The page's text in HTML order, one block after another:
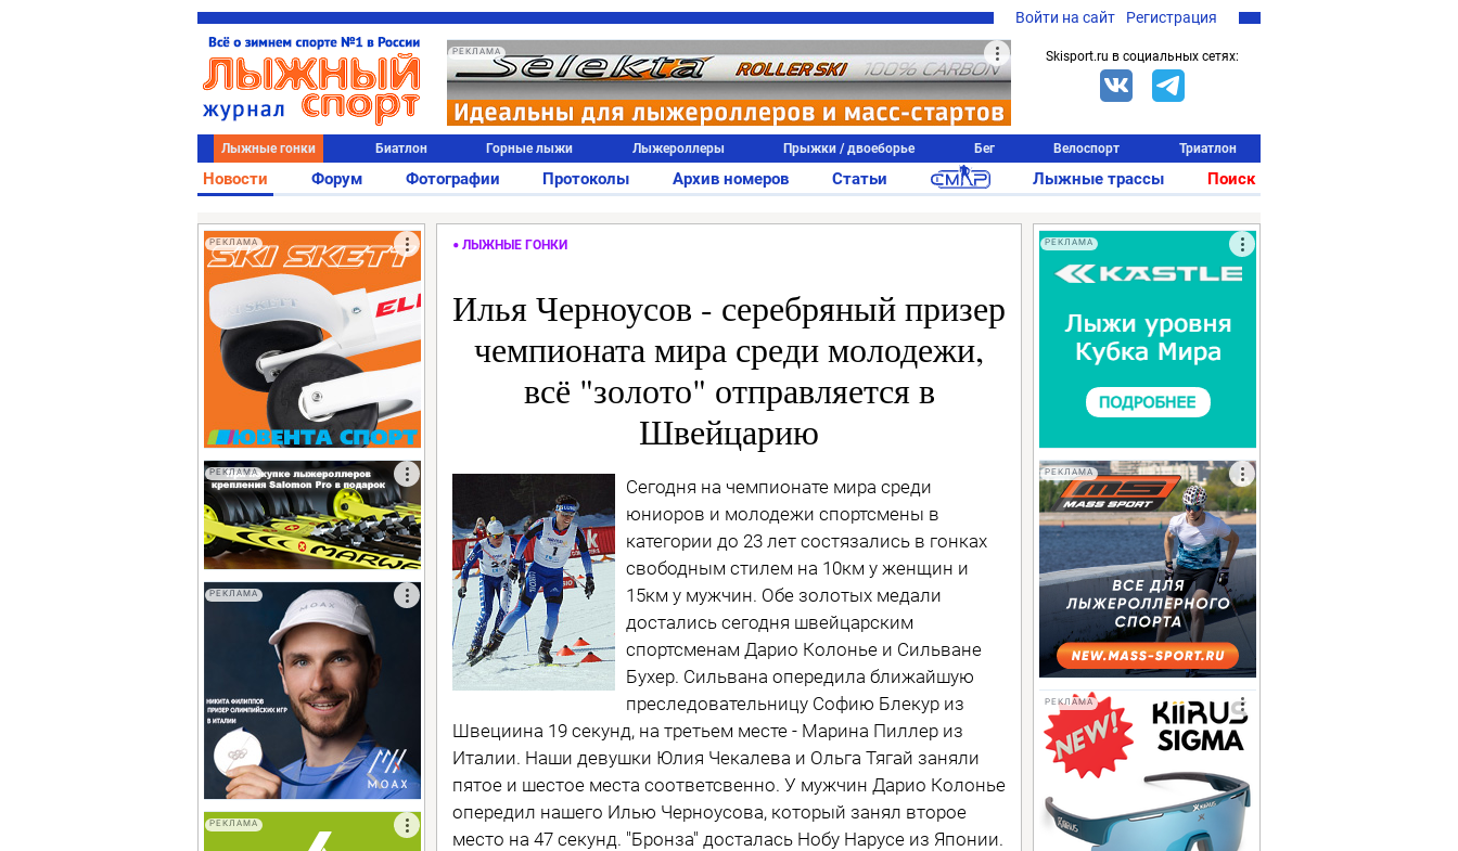
Войти на сайт Регистрация
РЕКЛАМА Skisport.ru в социальных сетях:
Лыжные гонки Биатлон Горные лыжи Лыжероллеры Прыжки / двоеборье Бег Велоспорт Триатлон
Новости Форум Фотографии Протоколы Архив номеров Статьи Лыжные трассы Поиск
РЕКЛАМА
РЕКЛАМА
РЕКЛАМА
РЕКЛАМА
ЛЫЖНЫЕ ГОНКИ
Илья Черноусов - серебряный призер
чемпионата мира среди молодежи,
всё "золото" отправляется в
Швейцарию
Сегодня на чемпионате мира среди
юниоров и молодежи спортсмены в
категории до 23 лет состязались в гонках
свободным стилем на 10км у женщин и
15км у мужчин. Обе золотых медали
достались сегодня швейцарским
спортсменам Дарио Колонье и Сильване
Бухер. Сильвана опередила ближайшую
преследовательницу Софию Блекур из
Швециина 19 секунд, на третьем месте - Марина Пиллер из
Италии. Наши девушки Юлия Чекалева и Ольга Тягай заняли
пятое и шестое места соответсвенно. У мужчин Дарио Колонье
опередил нашего Илью Черноусова, который занял второе
место на 47 секунд. "Бронза" досталась Нобу Нарусе из Японии.
РЕКЛАМА
РЕКЛАМА
РЕКЛАМА